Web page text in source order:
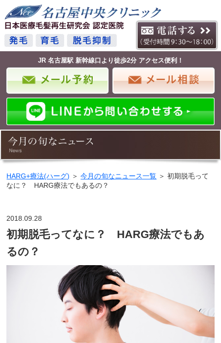
JR 名古屋駅 新幹線口より徒歩2分 アクセス便利！
HARG+療法(ハーグ) ＞今月の旬なニュース一覧 ＞ 初期脱毛って
なに？ HARG療法でもあるの？
2018.09.28
初期脱毛ってなに？ HARG療法でもあ
るの？